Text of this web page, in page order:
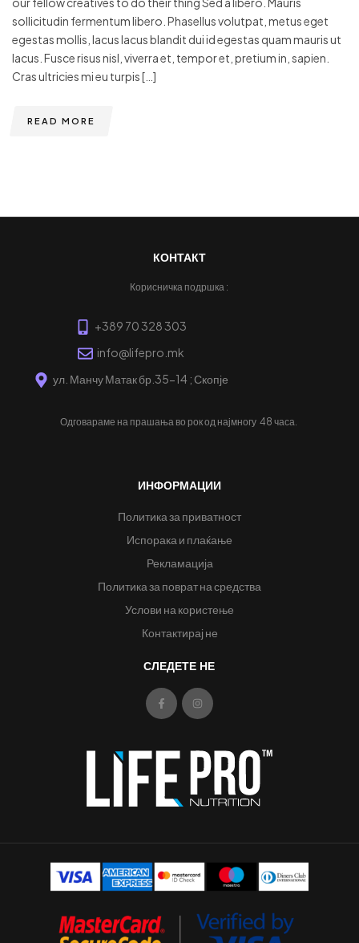
sollicitudin fermentum libero. Phasellus volutpat, metus eget
egestas mollis, lacus lacus blandit dui id egestas quam mauris ut
lacus. Fusce risus nisl, viverra et, tempor et, pretium in, sapien.
Cras ultricies mi eu turpis […]
READ MORE
КОНТАКТ
Корисничка подршка :
+389 70 328 303
info@lifepro.mk
ул. Манчу Матак бр.35-14 ; Скопје
Одговараме на прашања во рок од најмногу 48 часа.
ИНФОРМАЦИИ
Политика за приватност
Испорака и плаќање
Рекламација
Политика за поврат на средства
Услови на користење
Контактирај не
СЛЕДЕТЕ НЕ